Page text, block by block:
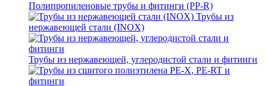
Полипропиленовые трубы и фитинги (PP-R)
Трубы из
нержавеющей стали (INOX)
Трубы из нержавеющей, углеродистой стали и фитинги